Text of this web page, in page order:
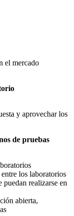
el mercado
y aprovechar los
de pruebas
los laboratorios
realizarse en
abierta,